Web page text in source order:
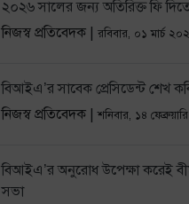
২০২৬ সালের জন্য অতিরিক্ত ফি
নিজস্ব প্রতিবেদক | রবিবার, ০১ মার্চ
বিআইএ’র সাবেক প্রেসিডেন্ট শেখ
নিজস্ব প্রতিবেদক | শনিবার, ১৪
বিআইএ’র অনুরোধ উপেক্ষা করেই
সভা